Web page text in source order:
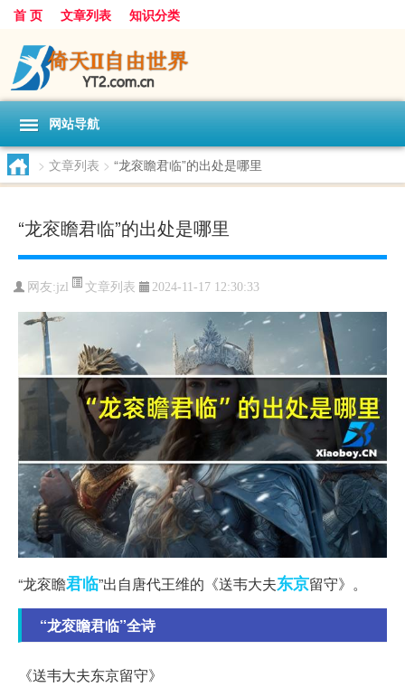
首 页 文章列表 知识分类
网站导航
> 文章列表 > “龙衮瞻君临”的出处是哪里
“龙衮瞻君临”的出处是哪里
网友:jzl 文章列表 2024-11-17 12:30:33
“龙衮瞻君临”出自唐代王维的《送韦大夫东京留守》。
“龙衮瞻君临”全诗
《送韦大夫东京留守》